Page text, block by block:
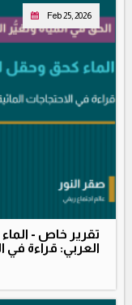
Feb 25, 2026
تقرير خاص -
العربي: قراءة في